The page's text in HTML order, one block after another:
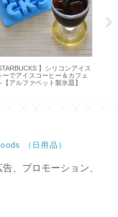
】シリコンアイス
ーでアイスコーヒー＆カフェ
【アルファベット製氷皿】
（日用品）
、プロモーション、